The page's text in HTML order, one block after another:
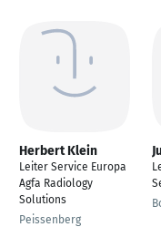
Herbert Klein
Leiter Service Europa
Agfa Radiology
Solutions
Peissenberg